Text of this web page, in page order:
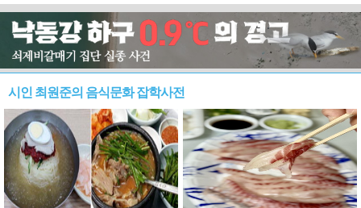
시인 최원준의 음식문화 잡학사전